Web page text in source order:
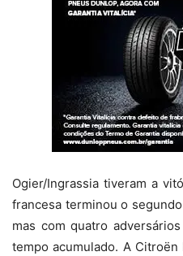
Ogier/Ingrassia tiveram a
francesa terminou o
mas com quatro
tempo acumulado. A